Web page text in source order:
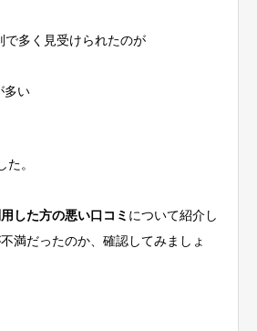
で多く見受けられたのが
多い
。
した方の悪い口コミ について紹介し
満だったのか、確認してみましょ